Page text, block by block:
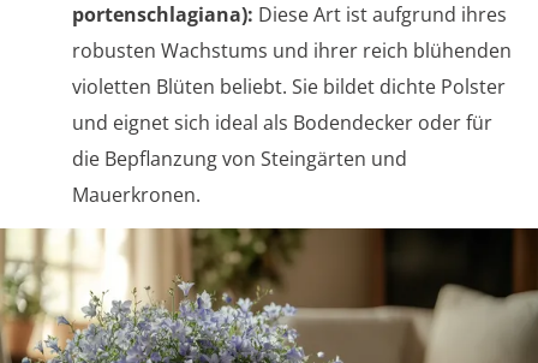
portenschlagiana): Diese Art ist aufgrund ihres
robusten Wachstums und ihrer reich blühenden
violetten Blüten beliebt. Sie bildet dichte Polster
und eignet sich ideal als Bodendecker oder für
die Bepflanzung von Steingärten und
Mauerkronen.